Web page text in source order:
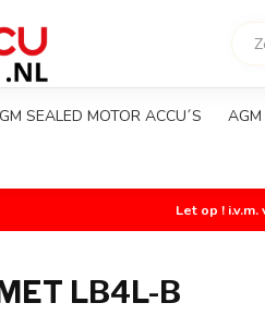
SEALED MOTOR ACCU´S
Let op !
LB4L-B